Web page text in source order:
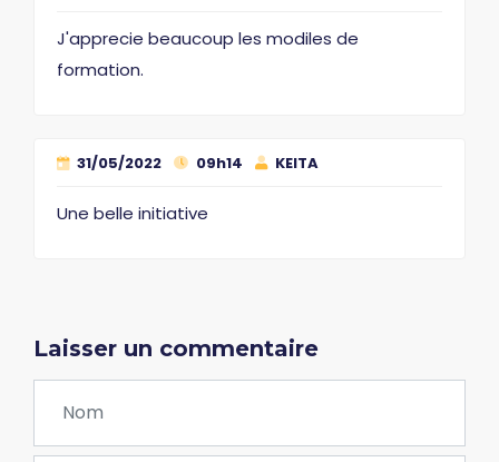
J'apprecie beaucoup les modiles de
formation.
31/05/2022 09h14 KEITA
Une belle initiative
Laisser un commentaire